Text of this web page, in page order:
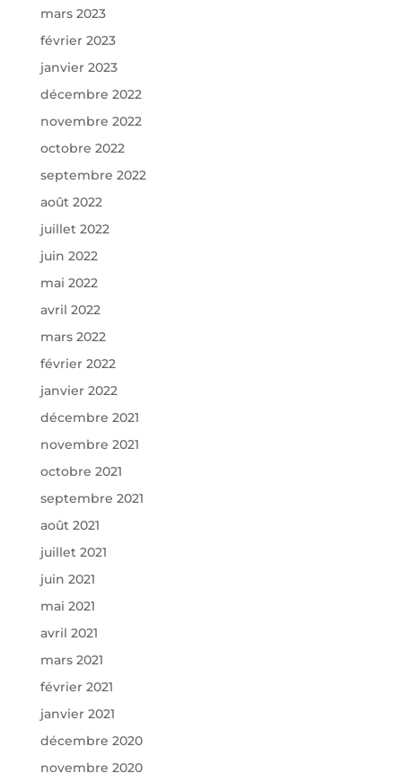
mars 2023
février 2023
janvier 2023
décembre 2022
novembre 2022
octobre 2022
septembre 2022
août 2022
juillet 2022
juin 2022
mai 2022
avril 2022
mars 2022
février 2022
janvier 2022
décembre 2021
novembre 2021
octobre 2021
septembre 2021
août 2021
juillet 2021
juin 2021
mai 2021
avril 2021
mars 2021
février 2021
janvier 2021
décembre 2020
novembre 2020